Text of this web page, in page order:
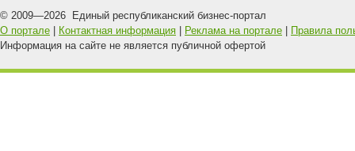
© 2009—2026 Единый республиканский бизнес-портал
О портале
Контактная информация Реклама на портале
Правила
Информация на сайте не является публичной офертой